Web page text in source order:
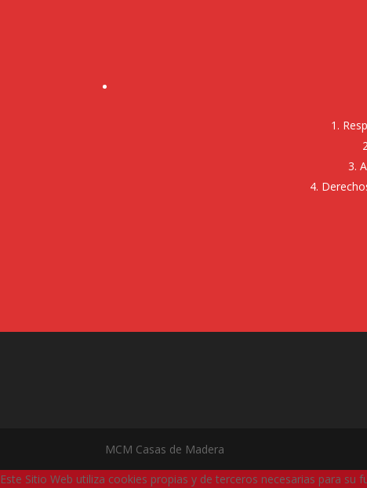
MCM Casas de Madera
Este Sitio Web utiliza cookies propias y de terceros necesarias para